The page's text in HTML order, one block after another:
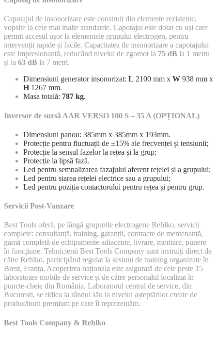
Capotajul de insonorizare este construit din elemente rezistente,
vopsite la cele mai inalte standarde. Capotajul este dotat cu uși care
permit accesul ușor la elementele grupului electrogen, pentru
intervenții rapide și facile. Capacitatea de insonorizare a capotajului
este impresionantă, reducând nivelul de zgomot la 75 dB la 1 metru
și la 63 dB la 7 metri.
Dimensiuni generator insonorizat: L 2100 mm x W 938 mm x
H 1267 mm.
Masa totală: 787 kg.
Inversor de sursă AAR VERSO 100 S – 35 A (OPȚIONAL)
Dimensiuni panou: 385mm x 385mm x 193mm.
Protecție pentru fluctuații de ±15% ale frecvenței și tensiunii;
Protecție la sensul fazelor la rețea și la grup;
Protecție la lipsă fază.
Led pentru semnalizarea fazajului aferent rețelei și a grupului;
Led pentru starea rețelei electrice sau a grupului;
Led pentru poziția contactorului pentru rețea și pentru grup.
Servicii Post-Vanzare
Best Tools oferă, pe lângă grupurile electrogene Rehlko, servicii
complete: consultanță, training, garanții, contracte de mentenanță,
gamă completă de echipamente adiacente, livrare, montare, punere
în funcțiune. Tehnicienii Best Tools Company sunt instruiți direct de
către Rehlko, participând regulat la sesiuni de training organizate în
Brest, Franța. Acoperirea naționala este asigurată de cele peste 15
laboratoare mobile de service și de către personalul localizat în
puncte-cheie din România. Laboratorul central de service, din
Bucuresti, se ridica la rândul său la nivelul așteptărilor create de
producătorii premium pe care îi reprezentăm.
Best Tools Company & Rehlko